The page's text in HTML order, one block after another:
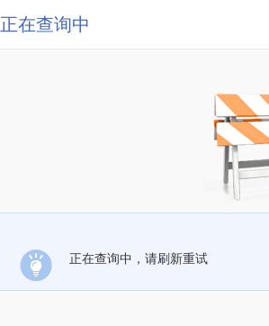
正在查询中
正在查询中，请刷新重试